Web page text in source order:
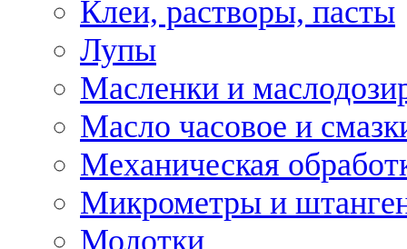
Клеи, растворы, пасты
Лупы
Масленки и
Масло часовое и
Механическая
Микрометры и
Молотки